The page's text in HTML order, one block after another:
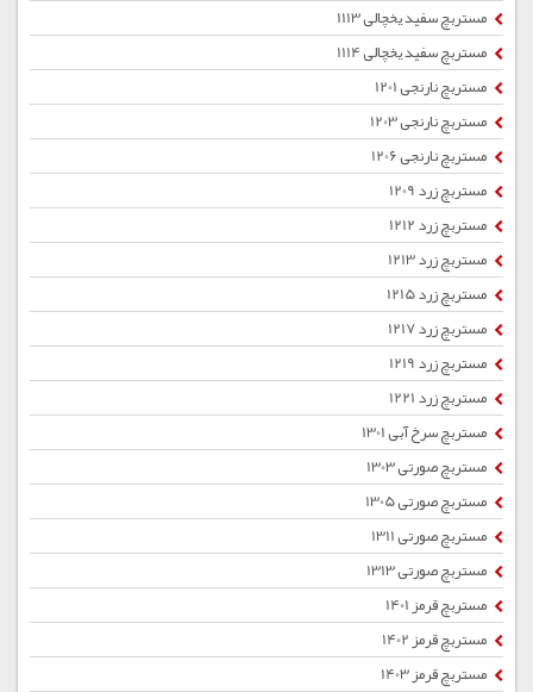
مستربچ سفید یخچالی 1113
مستربچ سفید یخچالی 1114
مستربچ نارنجی 1201
مستربچ نارنجی 1203
مستربچ نارنجی 1206
مستربچ زرد 1209
مستربچ زرد 1212
مستربچ زرد 1213
مستربچ زرد 1215
مستربچ زرد 1217
مستربچ زرد 1219
مستربچ زرد 1221
مستربچ سرخ آبی 1301
مستربچ صورتی 1303
مستربچ صورتی 1305
مستربچ صورتی 1311
مستربچ صورتی 1313
مستربچ قرمز 1401
مستربچ قرمز 1402
مستربچ قرمز 1403